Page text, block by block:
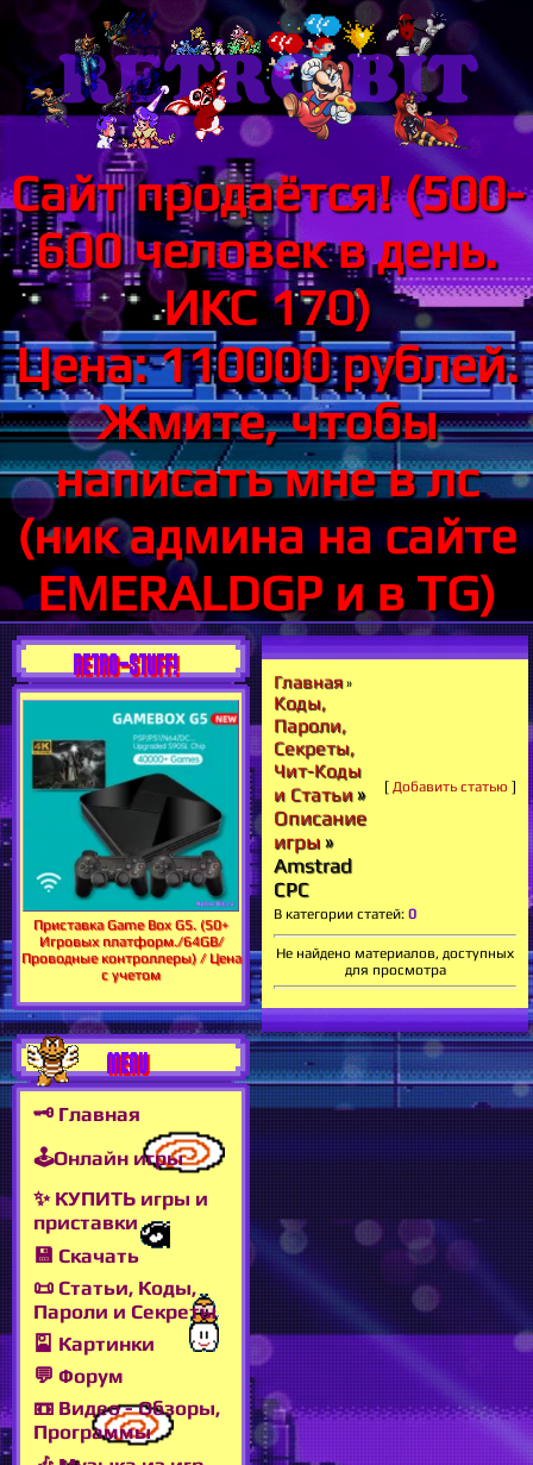
Сайт продаётся! (500-
600 человек в день.
ИКС 170)
Цена: 110000 рублей.
Жмите, чтобы
написать мне в лс
(ник админа на сайте
EMERALDGP и в TG)
RETRO-STUFF!
Приставка Game Box G5. (50+
Игровых платформ./64GB/
Проводные контроллеры) / Цена
с учетом
MENU
🗝 Главная
🕹Онлайн игры
✨ КУПИТЬ игры и
приставки
💾 Скачать
📜 Статьи, Коды,
Пароли и Секреты
🎴 Картинки
💬 Форум
📼 Видео - Обзоры,
Программы
Главная»
Коды,
Пароли,
Секреты,
Чит-Коды
и Статьи»
Описание
игры »
Amstrad
CPC
[ Добавить статью ]
В категории статей: 0
Не найдено материалов, доступных
для просмотра